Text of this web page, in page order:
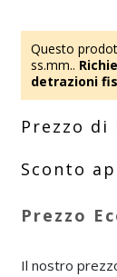
Questo
ss.mm..
detrazioni
Il nostro